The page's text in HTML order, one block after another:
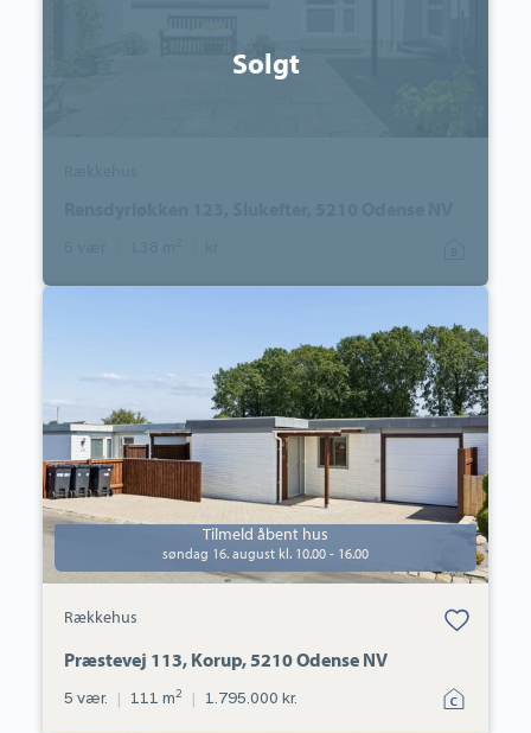
Solgt
Odense
NV
Tilmeld åbent hus
søndag 16. august kl. 10.00 - 16.00
Rækkehus
Bolig er gemt
under dine
Præstevej 113, Korup, 5210 Odense NV
5 vær. | 111 m2 | 1.795.000 kr.